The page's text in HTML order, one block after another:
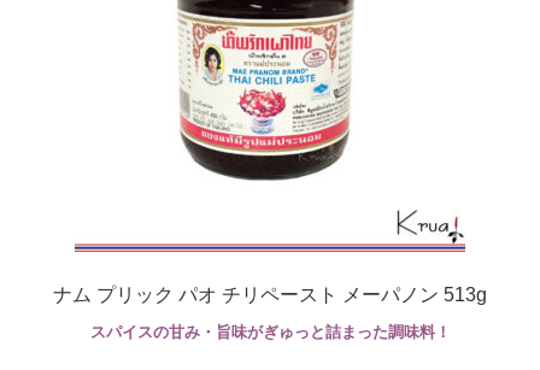
ナム プリック パオ チリペースト メーパノン 513g
スパイスの甘み・旨味がぎゅっと詰まった調味料！